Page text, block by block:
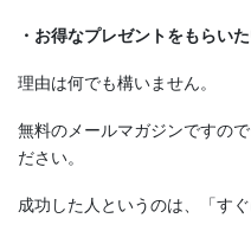
・お得なプレゼントをもらいた
理由は何でも構いません。
無料のメールマガジンですの
ださい。
成功した人というのは、「す